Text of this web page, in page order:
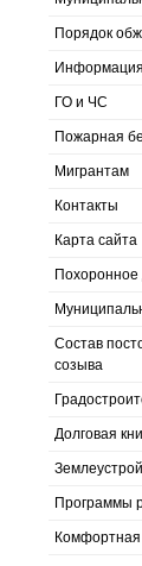
Порядок
ГО и ЧС
Пожарная
Мигрантам
Контакты
Карта сайта
Похоронное
Состав
созыва
Долговая
Программы
Комфортная